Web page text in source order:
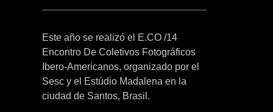
Este año se realizó el E.CO /14
Encontro De Coletivos Fotográficos
Ibero-Americanos, organizado por el
Sesc y el Estúdio Madalena en la
ciudad de Santos, Brasil.